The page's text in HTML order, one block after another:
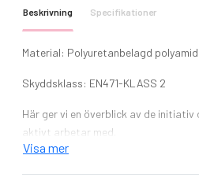
Beskrivning Specifikationer
Material: Polyuretanbelagd
Skyddsklass: EN471-KLASS 2
Här ger vi en överblick av de
aktivt arbetar med.
Visa mer